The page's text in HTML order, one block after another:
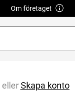
Om företaget
ellerSkapa konto